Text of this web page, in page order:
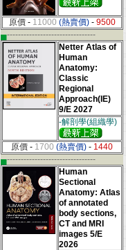
原價 - 11000 (熱賣價) - 9500
▄--------------------------------
Netter Atlas of
Human
Anatomy:
Classic
Regional
Approach(IE)
9/E 2027
-解剖學(組織學)
原價 - 1700 (熱賣價) - 1440
▄--------------------------------
Human
Sectional
Anatomy: Atlas
of annotated
body sections,
CT and MRI
images 5/E
2026